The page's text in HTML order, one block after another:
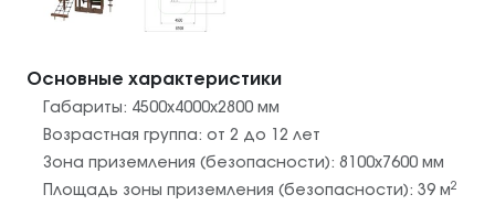
Основные характеристики
Габариты: 4500х4000х2800 мм
Возрастная группа: от 2 до 12 лет
Зона приземления (безопасности): 8100х7600 мм
Площадь зоны приземления (безопасности): 39 м2